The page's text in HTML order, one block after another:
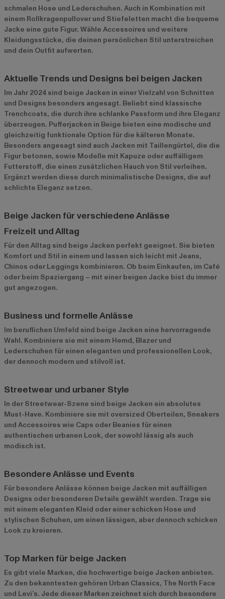
schmalen Hose und Lederschuhen. Auch in Kombination mit
einem Rollkragenpullover und Stiefeletten macht die bequeme
Jacke eine gute Figur. Wähle Accessoires und weitere
Kleidungsstücke, die deinen persönlichen Stil unterstreichen
und dein Outfit aufwerten.
Aktuelle Trends und Designs bei beigen Jacken
Im Jahr 2024 sind beige Jacken in einer Vielzahl von Schnitten
und Designs besonders angesagt. Beliebt sind klassische
Trenchcoats, die durch ihre schlanke Passform und ihre Eleganz
überzeugen. Pufferjacken in Beige bieten eine modische und
gleichzeitig funktionale Option für die kälteren Monate.
Besonders angesagt sind auch Jacken mit Taillengürtel, die die
Figur betonen, sowie Modelle mit Kapuze oder auffälligem
Futterstoff, die einen zusätzlichen Hauch von Stil verleihen.
Ergänzt werden diese durch minimalistische Designs, die auf
schlichte Eleganz setzen.
Beige Jacken für verschiedene Anlässe
Freizeit und Alltag
Für den Alltag sind beige Jacken perfekt geeignet. Sie bieten
Komfort und Stil in einem und lassen sich leicht mit Jeans,
Chinos oder Leggings kombinieren. Ob beim Einkaufen, im Café
oder beim Spaziergang – mit einer beigen Jacke bist du immer
gut angezogen.
Business und formelle Anlässe
Im beruflichen Umfeld sind beige Jacken eine hervorragende
Wahl. Kombiniere sie mit einem Hemd, Blazer und
Lederschuhen für einen eleganten und professionellen Look,
der dennoch modern und stilvoll ist.
Streetwear und urbaner Style
In der Streetwear-Szene sind beige Jacken ein absolutes
Must-Have. Kombiniere sie mit oversized Oberteilen, Sneakers
und Accessoires wie Caps oder Beanies für einen
authentischen urbanen Look, der sowohl lässig als auch
modisch ist.
Besondere Anlässe und Events
Für besondere Anlässe können beige Jacken mit auffälligen
Designs oder besonderen Details gewählt werden. Trage sie
mit einem eleganten Kleid oder einer schicken Hose und
stylischen Schuhen, um einen lässigen, aber dennoch schicken
Look zu kreieren.
Top Marken für beige Jacken
Es gibt viele Marken, die hochwertige beige Jacken anbieten.
Zu den bekanntesten gehören Urban Classics, The North Face
und Levi’s. Jede dieser Marken zeichnet sich durch besondere